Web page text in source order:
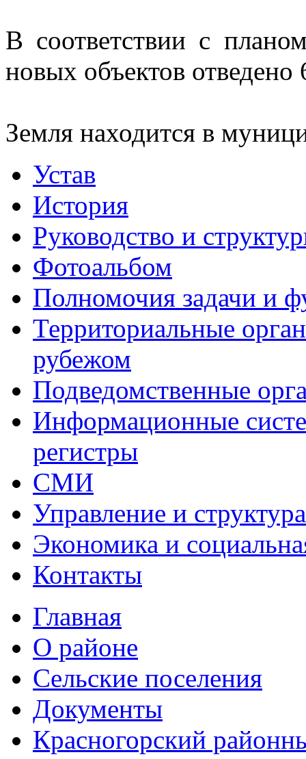
В соответствии с
новых объектов отведено
Земля находится в
Устав
История
Руководство и
Фотоальбом
Полномочия задачи и
Территориальные
рубежом
Подведомственные
Информационные
регистры
СМИ
Управление и
Экономика и
Контакты
Главная
О районе
Сельские поселения
Документы
Красногорский